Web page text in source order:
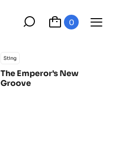
0
Sting
The Emperor's New
Groove